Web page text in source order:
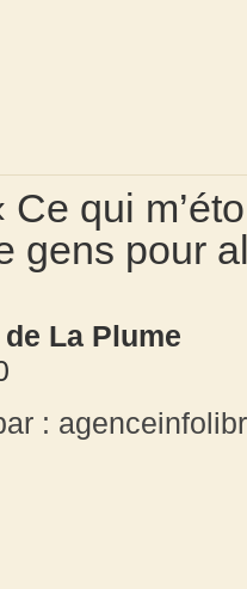
qui
gens pour
La Plume
: